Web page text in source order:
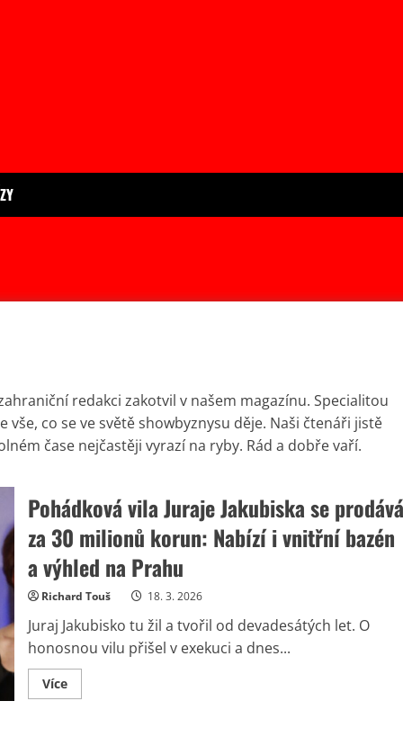
redakci zakotvil v našem magazínu. Specialitou
co se ve světě showbyznysu děje. Naši čtenáři jistě
čase nejčastěji vyrazí na ryby. Rád a dobře vaří.
Pohádková vila Juraje Jakubiska se prodává
za 30 milionů korun: Nabízí i vnitřní bazén
a výhled na Prahu
Richard Touš 18. 3. 2026
Juraj Jakubisko tu žil a tvořil od devadesátých let. O
honosnou vilu přišel v exekuci a dnes...
VíceRead
more